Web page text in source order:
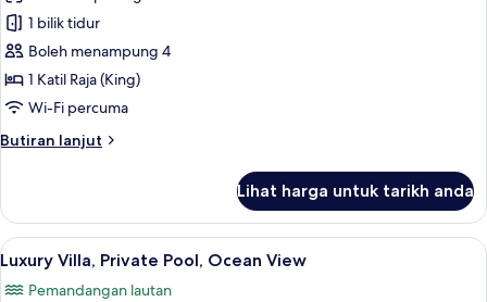
Luxury
Room,
Partial
Ocean
(Lanai)
1 bilik tidur
Boleh menampung 4
1 Katil Raja (King)
Wi-Fi percuma
Butiran lanjut
Butiran
Room,
Partial
Ocean
(Lanai)
Lihat harga untuk tarikh anda
Lihat
semua
Luxury Villa, Private Pool, Ocean
5
Luxury Villa, Private Pool, Ocean View
Pemandangan lautan